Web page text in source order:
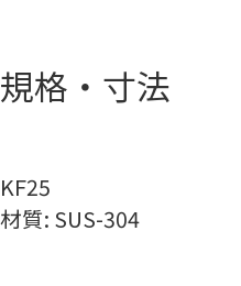
規格・寸法
KF25
材質: SUS-304